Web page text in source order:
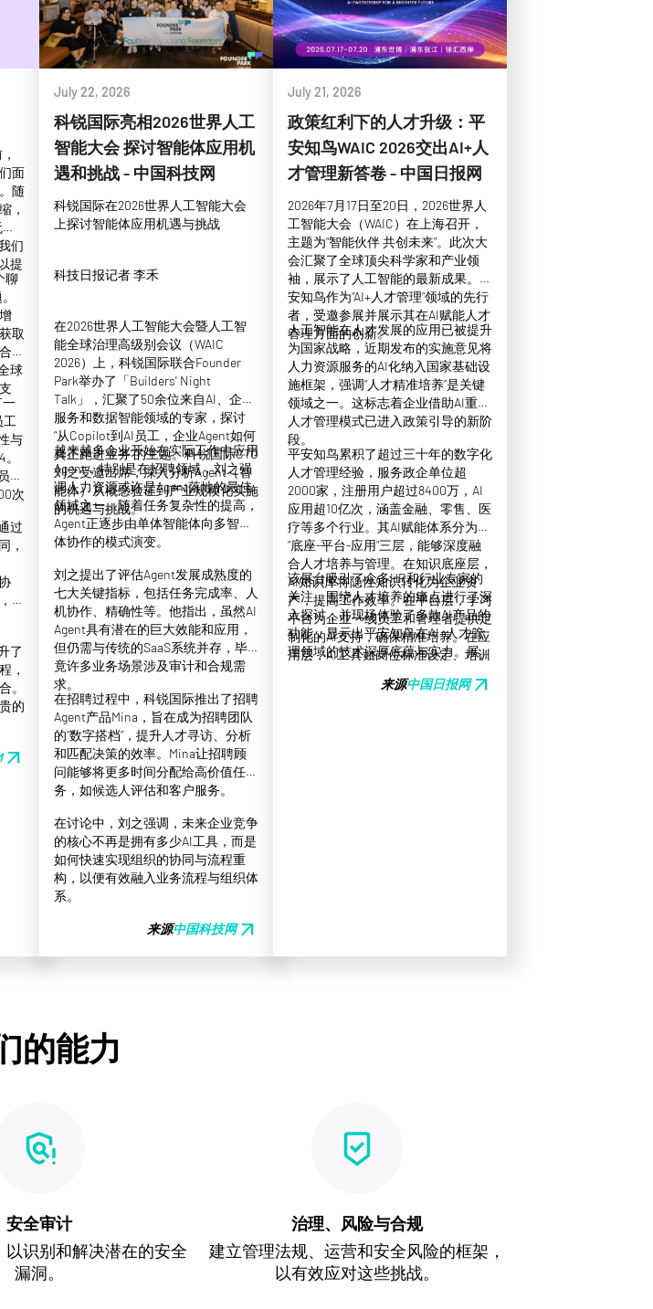
面
随
，
们
提
聊
取
所
球
一
工
与
工
次
过
，
为
了
，
。
的
arrow_outward
July 22, 2026
科锐国际亮相2026世界人工
智能大会 探讨智能体应用机
遇和挑战 - 中国科技网
科锐国际在2026世界人工智能大会
上探讨智能体应用机遇与挑战
科技日报记者 李禾
在2026世界人工智能大会暨人工智
能全球治理高级别会议（WAIC
2026）上，科锐国际联合Founder
Park举办了「Builders' Night
Talk」，汇聚了50余位来自AI、企业
服务和数据智能领域的专家，探讨
“从Copilot到AI员工，企业Agent如何
真正跑进业务”的主题。科锐国际CTO
刘之受邀出席，深入分析Agent（智
能体）从概念验证到产业规模化实施
的机遇与挑战。
越来越多企业开始在实际工作中应用
Agent，特别是在招聘领域，刘之强
调人力资源或许是Agent落地的最佳
领域之一。随着任务复杂性的提高，
Agent正逐步由单体智能体向多智能
体协作的模式演变。
刘之提出了评估Agent发展成熟度的
七大关键指标，包括任务完成率、人
机协作、精确性等。他指出，虽然AI
Agent具有潜在的巨大效能和应用，
但仍需与传统的SaaS系统并存，毕
竟许多业务场景涉及审计和合规需
求。
在招聘过程中，科锐国际推出了招聘
Agent产品Mina，旨在成为招聘团队
的“数字搭档”，提升人才寻访、分析
和匹配决策的效率。Mina让招聘顾
问能够将更多时间分配给高价值任
务，如候选人评估和客户服务。
在讨论中，刘之强调，未来企业竞争
的核心不再是拥有多少AI工具，而是
如何快速实现组织的协同与流程重
构，以便有效融入业务流程与组织体
系。
来源中国科技网arrow_outward
July 21, 2026
政策红利下的人才升级：平
安知鸟WAIC 2026交出AI+人
才管理新答卷 - 中国日报网
2026年7月17日至20日，2026世界人
工智能大会（WAIC）在上海召开，
主题为“智能伙伴 共创未来”。此次大
会汇聚了全球顶尖科学家和产业领
袖，展示了人工智能的最新成果。平
安知鸟作为“AI+人才管理”领域的先行
者，受邀参展并展示其在AI赋能人才
管理方面的创新。
人工智能在人才发展的应用已被提升
为国家战略，近期发布的实施意见将
人力资源服务的AI化纳入国家基础设
施框架，强调“人才精准培养”是关键
领域之一。这标志着企业借助AI重塑
人才管理模式已进入政策引导的新阶
段。
平安知鸟累积了超过三十年的数字化
人才管理经验，服务政企单位超
2000家，注册用户超过8400万，AI
应用超10亿次，涵盖金融、零售、医
疗等多个行业。其AI赋能体系分为
“底座-平台-应用”三层，能够深度融
合人才培养与管理。在知识底座层，
AI知识库将隐性知识转化为企业资
产，提高工作效率。在平台层，学习
平台为企业一线员工和管理者提供定
制化的AI支持，确保精准培养。在应
用层，AI工具如岗位标准设定、培训
培训和考核更为高效。
该展台吸引了众多HR和行业专家的
关注，围绕人才培养的痛点进行了深
入探讨，并现场体验了多款AI产品的
功能，显示出平安知鸟在AI+人才管
理领域的技术深厚底蕴与实力。展望
与服务，助力企业在智能化转型中实
来源中国日报网arrow_outward
的能力
安全审计
以识别和解决潜在的安全
漏洞。
治理、风险与合规
建立管理法规、运营和安全风险的框架，
以有效应对这些挑战。